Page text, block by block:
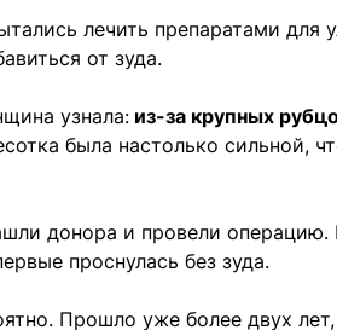
лечить препаратами для
от зуда.
узнала: из-за крупных
была настолько сильной,
донора и провели
проснулась без зуда.
Прошло уже более двух